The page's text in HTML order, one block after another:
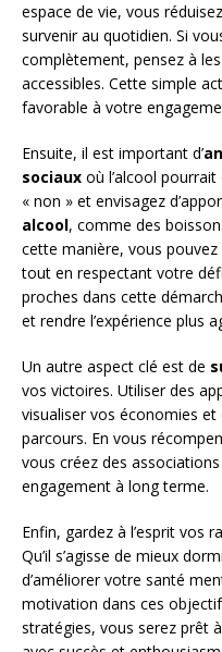
espace de vie, vous
survenir au quotidien. Si
complètement, pensez à
accessibles. Cette simple
favorable à votre
Ensuite, il est important d’
sociaux où l’alcool
« non » et envisagez
alcool, comme des
cette manière, vous
tout en respectant votre
proches dans cette
et rendre l’expérience plus
Un autre aspect clé est de
vos victoires. Utiliser des
visualiser vos économies
parcours. En vous
vous créez des
engagement à long terme.
Enfin, gardez à l’esprit vos
Qu’il s’agisse de mieux
d’améliorer votre santé
motivation dans ces
stratégies, vous serez prêt